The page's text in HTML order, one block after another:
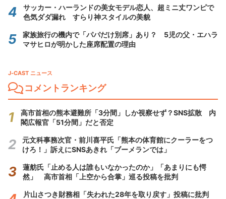
サッカー・ハーランドの美女モデル恋人、超ミニ丈ワンピで
色気ダダ漏れ すらり神スタイルの美貌
家族旅行の機内で「パパだけ別席」あり？ 5児の父・エハラ
マサヒロが明かした座席配置の理由
J-CAST ニュース
コメントランキング
高市首相の熊本避難所「3分間」しか視察せず？SNS拡散 内
閣広報官「51分間」だと否定
元文科事務次官・前川喜平氏「熊本の体育館にクーラーをつ
けろ！」訴えにSNSあきれ「ブーメランでは」
蓮舫氏「止める人は誰もいなかったのか」「あまりにも愕
然」 高市首相「上空から合掌」巡る投稿を批判
片山さつき財務相「失われた28年を取り戻す」投稿に批判